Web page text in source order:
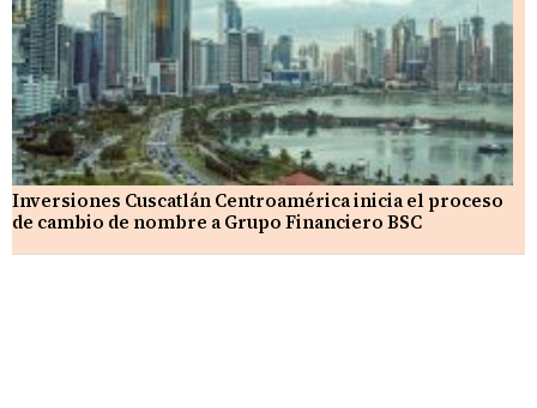
Inversiones Cuscatlán Centroamérica inicia el proceso
de cambio de nombre a Grupo Financiero BSC